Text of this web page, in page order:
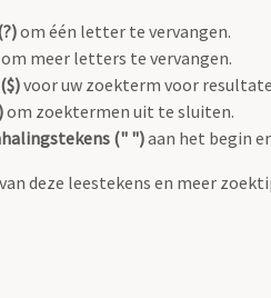
om één letter te vervangen.
om meer letters te vervangen.
voor uw zoekterm voor
om zoektermen uit te sluiten.
(" ")aan het begin
deze leestekens en meer